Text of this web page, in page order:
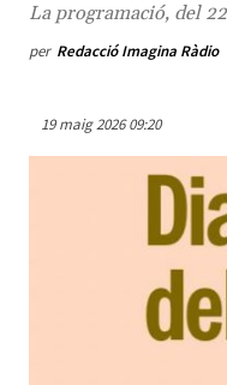
La programació, del
per Redacció Imagina Ràdio
19 maig 2026 09:20